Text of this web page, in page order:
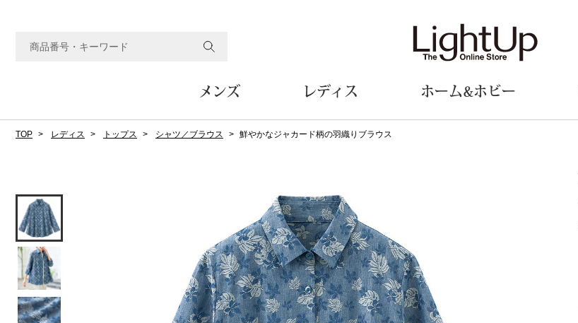
メンズ
ジャケット
コート
ブルゾン
その他
トップス
ルームウェア／パジャマ
アンダーウェア
その他
バッグ
トートバッグ
ポーチ
その他
ウオッチ／アクセサリー
レディス
ジャケット
コート
ブルゾン
その他
トップス
パンツ／スラックス
ワイド･ガウチョパンツ
レギンス／スパッツ
ショート･クロップドパンツ
その他
パンプス
スニーカー
ブーツ
サンダル
その他
ホーム&ホビー
テーブル／椅子･座椅子
収納家具
その他
ファブリック
クッション／座布団
テーブルウェア
キッチン雑貨
その他
家電
ボディケア
ヘアケア
フレグランス
その他
ワイン／ビール／酒
その他
TOP レディス トップス シャツ／ブラウス 鮮やかなジャカード柄の羽織りブラウス